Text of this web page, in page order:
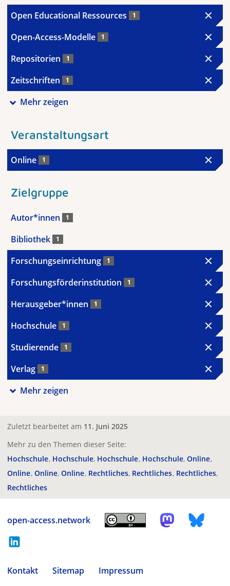
Open Educational Ressources 1
Open-Access-Modelle 1
Repositorien 1
Zeitschriften 1
Mehr zeigen
Veranstaltungsart
Online 1
Zielgruppe
Autor*innen 1
Bibliothek 1
Forschungseinrichtung 1
Forschungsförderinstitution 1
Herausgeber*innen 1
Hochschule 1
Studierende 1
Verlag 1
Mehr zeigen
Zuletzt bearbeitet am 11. Juni 2025
Mehr zu den Themen dieser Seite:
Hochschule Hochschule Hochschule Hochschule Online
Online Online Online Rechtliches Rechtliches Rechtliches
Rechtliches
open-access.network
Kontakt Sitemap
Impressum